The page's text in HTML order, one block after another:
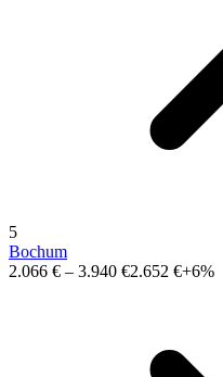
5
Bochum
2.066 € – 3.940 €2.652 €+6%